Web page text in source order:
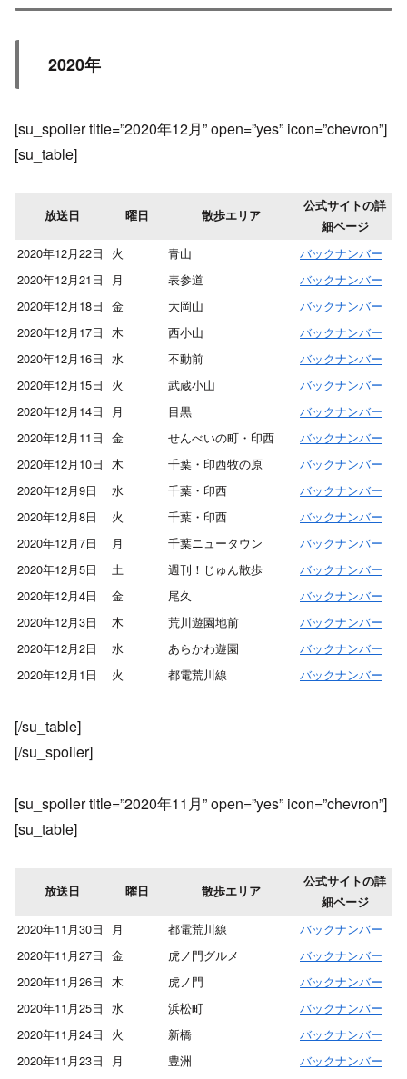
2020年
[su_spoiler title=”2020年12月” open=”yes” icon=”chevron”]
[su_table]
放送日 曜日 散歩エリア
公式サイトの詳
細ページ
2020年12月22日 火 青山
バックナンバー
2020年12月21日
月 表参道
バックナンバー
2020年12月18日 金 大岡山
バックナンバー
2020年12月17日 木 西小山
バックナンバー
2020年12月16日 水 不動前
バックナンバー
2020年12月15日
火 武蔵小山
バックナンバー
2020年12月14日
月 目黒
バックナンバー
2020年12月11日 金 せんべいの町・印西
バックナンバー
2020年12月10日 木 千葉・印西牧の原
バックナンバー
2020年12月9日
水 千葉・印西
バックナンバー
2020年12月8日
火 千葉・印西
バックナンバー
2020年12月7日
月 千葉ニュータウン
バックナンバー
2020年12月5日
土 週刊！じゅん散歩
バックナンバー
2020年12月4日
金 尾久
バックナンバー
2020年12月3日
木 荒川遊園地前
バックナンバー
2020年12月2日
水 あらかわ遊園
バックナンバー
2020年12月1日
火 都電荒川線 バックナンバー
[/su_table]
[/su_spoiler]
[su_spoiler title=”2020年11月” open=”yes” icon=”chevron”]
[su_table]
放送日 曜日 散歩エリア
公式サイトの詳
細ページ
2020年11月30日 月 都電荒川線
バックナンバー
2020年11月27日 金 虎ノ門グルメ
バックナンバー
2020年11月26日
木 虎ノ門
バックナンバー
2020年11月25日
水 浜松町
バックナンバー
2020年11月24日
火 新橋
バックナンバー
2020年11月23日
月 豊洲
バックナンバー